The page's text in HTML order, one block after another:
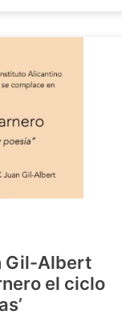
Gil-Albert
el ciclo